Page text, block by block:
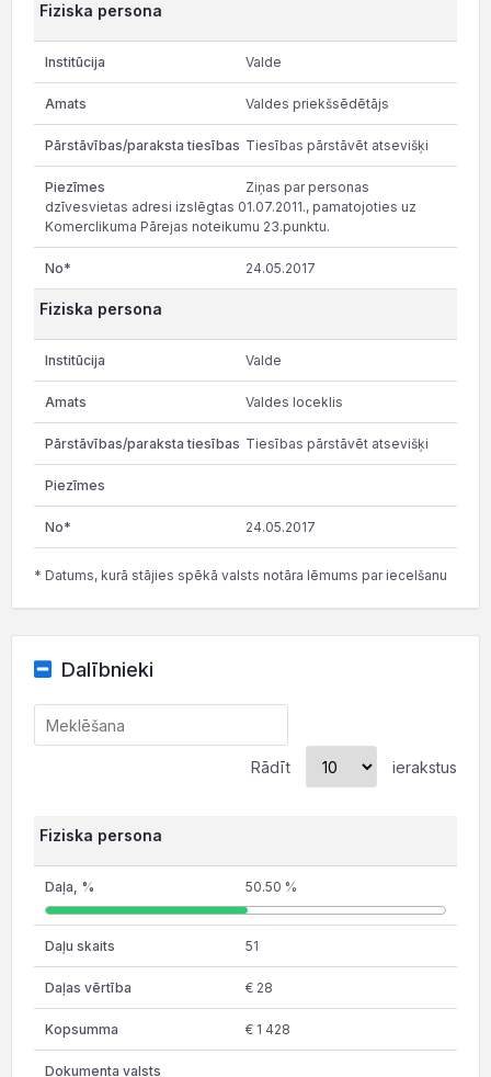
Fiziska persona
Valde
Valdes priekšsēdētājs
Tiesības pārstāvēt atsevišķi
Ziņas par personas
dzīvesvietas adresi izslēgtas 01.07.2011., pamatojoties uz
Komerclikuma Pārejas noteikumu 23.punktu.
24.05.2017
Fiziska persona
Valde
Valdes loceklis
Tiesības pārstāvēt atsevišķi
24.05.2017
* Datums, kurā stājies spēkā valsts notāra lēmums par iecelšanu
Dalībnieki
Rādīt ierakstus
Fiziska persona
50.50 %
51
€ 28
€ 1 428